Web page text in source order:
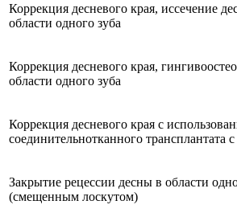
Коррекция десневого края, иссечение
области одного зуба
Коррекция десневого края,
области одного зуба
Коррекция десневого края с
соединительнотканного трансплантата с
Закрытие рецессии десны в области
(смещенным лоскутом)